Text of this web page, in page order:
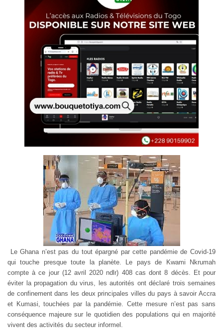
Le Ghana n’est pas du tout épargné par cette pandémie de Covid-19
qui touche presque toute la planète. Le pays de Kwami Nkrumah
compte à ce jour (12 avril 2020 ndlr) 408 cas dont 8 décès. Et pour
éviter la propagation du virus, les autorités ont déclaré trois semaines
de confinement dans les deux principales villes du pays à savoir Accra
et Kumasi, touchées par la pandémie. Cette mesure n’est pas sans
conséquence majeure sur le quotidien des populations qui en majorité
vivent des activités du secteur informel.